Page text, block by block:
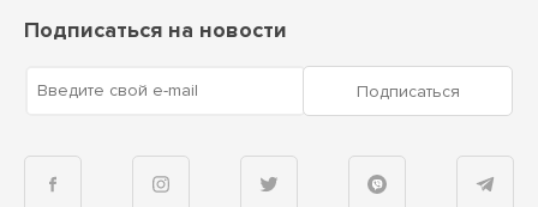
Подписаться на новости
Введите свой e-mail Подписаться